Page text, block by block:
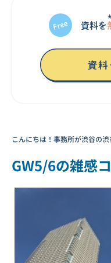
資料を
こんにちは！事務所が渋谷の渋
GW5/6の雑感